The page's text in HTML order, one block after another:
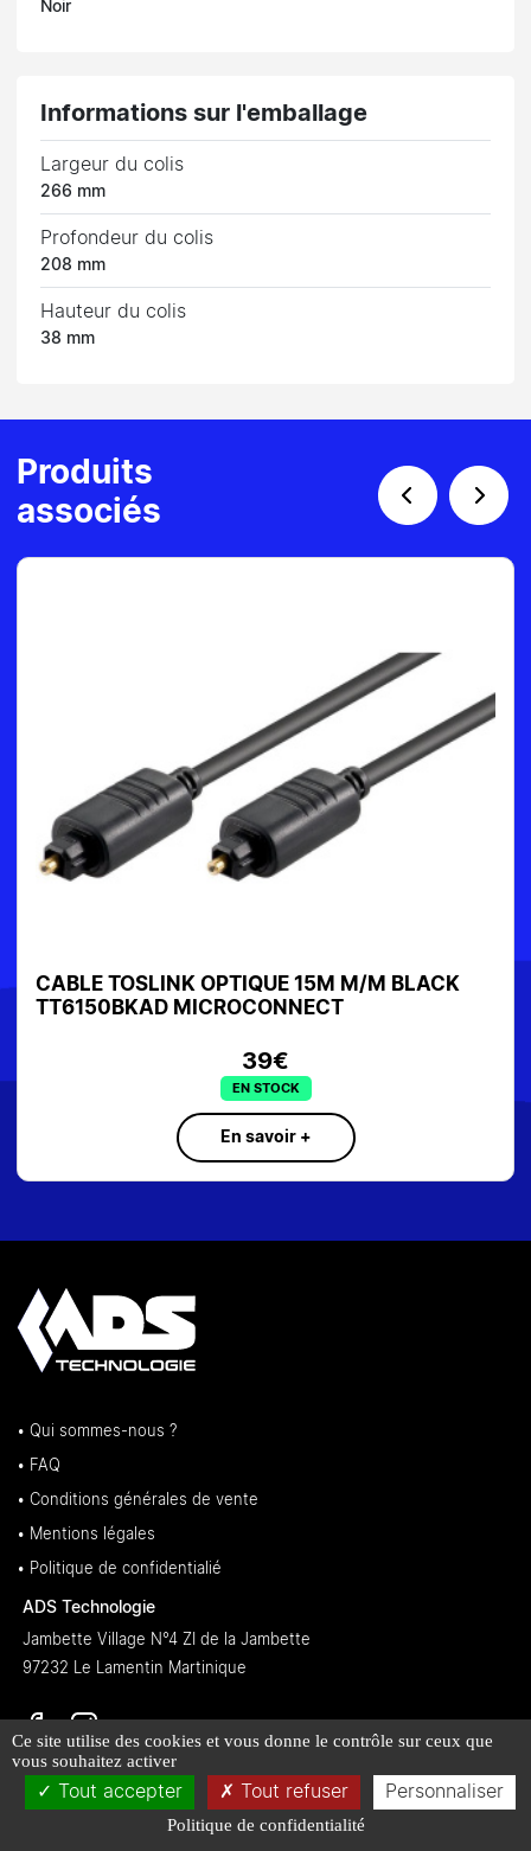
Noir
Informations sur l'emballage
Largeur du colis
266 mm
Profondeur du colis
208 mm
Hauteur du colis
38 mm
Produits
associés
CABLE TOSLINK OPTIQUE 15M M/M BLACK
TT6150BKAD MICROCONNECT
39€
EN STOCK
En savoir +
• Qui sommes-nous ?
• FAQ
• Conditions générales de vente
• Mentions légales
• Politique de confidentialié
ADS Technologie
Jambette Village N°4 ZI de la Jambette
97232 Le Lamentin Martinique
Ce site utilise des cookies et vous donne le contrôle sur ceux que
vous souhaitez activer
Tout accepter
Tout refuser
Personnaliser
Politique de confidentialité